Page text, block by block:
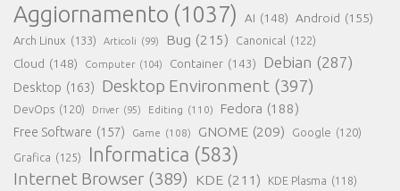
Aggiornamento (1037) AI (148) Android (155)
Arch Linux (133) Articoli (99) Bug (215) Canonical (122)
Cloud (148) Computer (104) Container (143) Debian (287)
Desktop (163) Desktop Environment (397)
DevOps (120) Driver (95) Editing (110) Fedora (188)
Free Software (157) Game (108) GNOME (209) Google (120)
Grafica (125) Informatica (583)
Internet Browser (389) KDE (211) KDE Plasma (118)